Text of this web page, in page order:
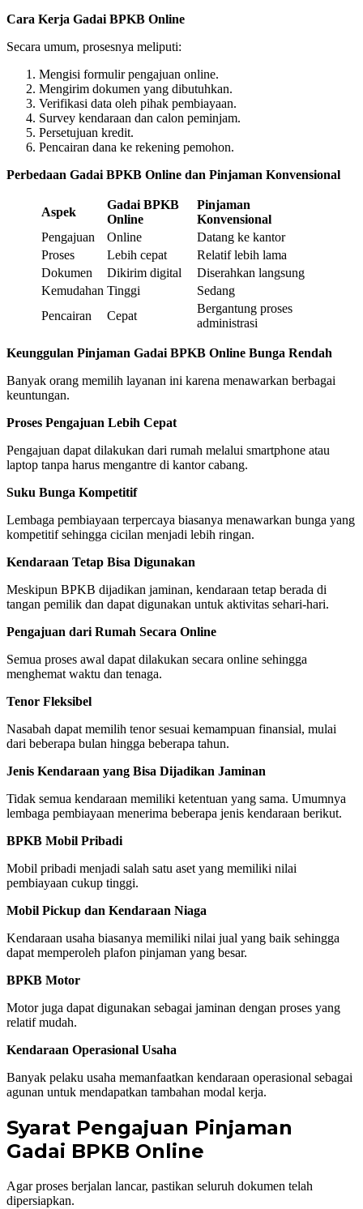
Cara Kerja Gadai BPKB Online
Secara umum, prosesnya meliputi:
Mengisi formulir pengajuan online.
Mengirim dokumen yang dibutuhkan.
Verifikasi data oleh pihak pembiayaan.
Survey kendaraan dan calon peminjam.
Persetujuan kredit.
Pencairan dana ke rekening pemohon.
Perbedaan Gadai BPKB Online dan Pinjaman Konvensional
Aspek
Gadai BPKB
Online
Pinjaman
Konvensional
Pengajuan
Online
Datang ke kantor
Proses
Lebih cepat
Relatif lebih lama
Dokumen
Dikirim digital
Diserahkan langsung
Kemudahan Tinggi
Sedang
Pencairan
Cepat
Bergantung proses
administrasi
Keunggulan Pinjaman Gadai BPKB Online Bunga Rendah
Banyak orang memilih layanan ini karena menawarkan berbagai
keuntungan.
Proses Pengajuan Lebih Cepat
Pengajuan dapat dilakukan dari rumah melalui smartphone atau
laptop tanpa harus mengantre di kantor cabang.
Suku Bunga Kompetitif
Lembaga pembiayaan terpercaya biasanya menawarkan bunga yang
kompetitif sehingga cicilan menjadi lebih ringan.
Kendaraan Tetap Bisa Digunakan
Meskipun BPKB dijadikan jaminan, kendaraan tetap berada di
tangan pemilik dan dapat digunakan untuk aktivitas sehari-hari.
Pengajuan dari Rumah Secara Online
Semua proses awal dapat dilakukan secara online sehingga
menghemat waktu dan tenaga.
Tenor Fleksibel
Nasabah dapat memilih tenor sesuai kemampuan finansial, mulai
dari beberapa bulan hingga beberapa tahun.
Jenis Kendaraan yang Bisa Dijadikan Jaminan
Tidak semua kendaraan memiliki ketentuan yang sama. Umumnya
lembaga pembiayaan menerima beberapa jenis kendaraan berikut.
BPKB Mobil Pribadi
Mobil pribadi menjadi salah satu aset yang memiliki nilai
pembiayaan cukup tinggi.
Mobil Pickup dan Kendaraan Niaga
Kendaraan usaha biasanya memiliki nilai jual yang baik sehingga
dapat memperoleh plafon pinjaman yang besar.
BPKB Motor
Motor juga dapat digunakan sebagai jaminan dengan proses yang
relatif mudah.
Kendaraan Operasional Usaha
Banyak pelaku usaha memanfaatkan kendaraan operasional sebagai
agunan untuk mendapatkan tambahan modal kerja.
Syarat Pengajuan Pinjaman
Gadai BPKB Online
Agar proses berjalan lancar, pastikan seluruh dokumen telah
dipersiapkan.